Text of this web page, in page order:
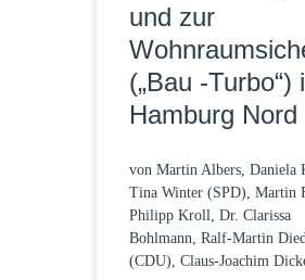
und zur
(„Bau -Turbo“)
Hamburg Nord
von Martin Albers, Daniela
Tina Winter (SPD), Martin
Philipp Kroll, Dr. Clarissa
Bohlmann, Ralf-Martin
(CDU), Claus-Joachim